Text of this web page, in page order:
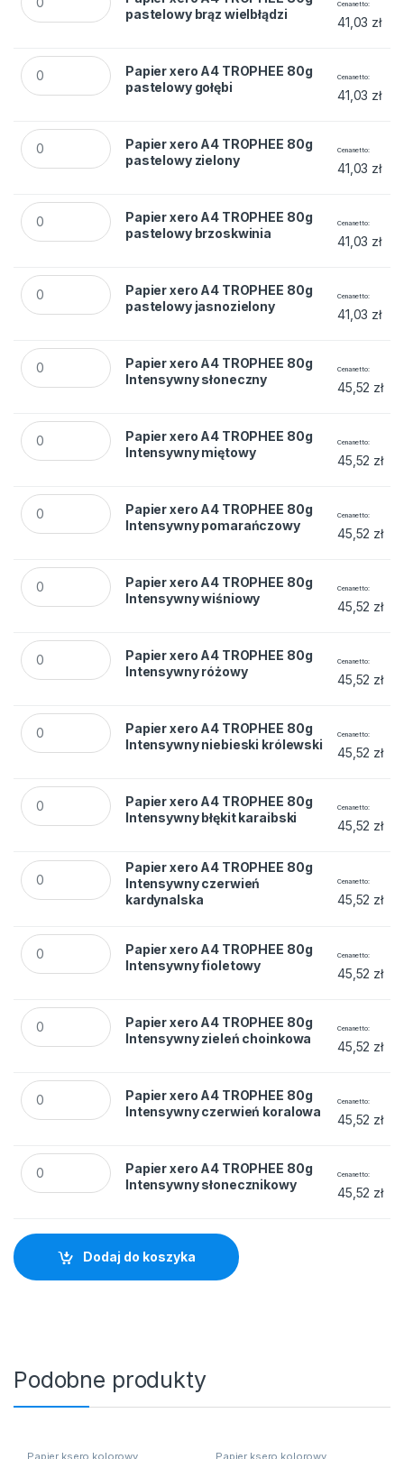
pastelowy brąz wielbłądzi
Cena netto
41,03 zł
Papier xero A4 TROPHEE 80g pastelowy gołębi quantity
Papier xero A4 TROPHEE 80g
pastelowy gołębi
Cena netto
41,03 zł
Papier xero A4 TROPHEE 80g pastelowy zielony quantity
Papier xero A4 TROPHEE 80g
pastelowy zielony
Cena netto
41,03 zł
Papier xero A4 TROPHEE 80g pastelowy brzoskwinia
Papier xero A4 TROPHEE 80g
pastelowy brzoskwinia
Cena netto
41,03 zł
Papier xero A4 TROPHEE 80g pastelowy jasnozielony
Papier xero A4 TROPHEE 80g
pastelowy jasnozielony
Cena netto
41,03 zł
Papier xero A4 TROPHEE 80g Intensywny słoneczny
Papier xero A4 TROPHEE 80g
Intensywny słoneczny
Cena netto
45,52 zł
Papier xero A4 TROPHEE 80g Intensywny miętowy quantity
Papier xero A4 TROPHEE 80g
Intensywny miętowy
Cena netto
45,52 zł
Papier xero A4 TROPHEE 80g Intensywny pomarańczowy
Papier xero A4 TROPHEE 80g
Intensywny pomarańczowy
Cena netto
45,52 zł
Papier xero A4 TROPHEE 80g Intensywny wiśniowy quantity
Papier xero A4 TROPHEE 80g
Intensywny wiśniowy
Cena netto
45,52 zł
Papier xero A4 TROPHEE 80g Intensywny różowy quantity
Papier xero A4 TROPHEE 80g
Intensywny różowy
Cena netto
45,52 zł
Papier xero A4 TROPHEE 80g Intensywny niebieski
Papier xero A4 TROPHEE 80g
Intensywny niebieski królewski
Cena netto
45,52 zł
Papier xero A4 TROPHEE 80g Intensywny błękit karaibski
Papier xero A4 TROPHEE 80g
Intensywny błękit karaibski
Cena netto
45,52 zł
Papier xero A4 TROPHEE 80g Intensywny czerwień
Papier xero A4 TROPHEE 80g
Intensywny czerwień
kardynalska
Cena netto
45,52 zł
Papier xero A4 TROPHEE 80g Intensywny fioletowy quantity
Papier xero A4 TROPHEE 80g
Intensywny fioletowy
Cena netto
45,52 zł
Papier xero A4 TROPHEE 80g Intensywny zieleń choinkowa
Papier xero A4 TROPHEE 80g
Intensywny zieleń choinkowa
Cena netto
45,52 zł
Papier xero A4 TROPHEE 80g Intensywny czerwień
Papier xero A4 TROPHEE 80g
Intensywny czerwień koralowa
Cena netto
45,52 zł
Papier xero A4 TROPHEE 80g Intensywny słonecznikowy
Papier xero A4 TROPHEE 80g
Intensywny słonecznikowy
Cena netto
45,52 zł
Dodaj do koszyka
Podobne produkty
Papier ksero kolorowy Papier ksero kolorowy